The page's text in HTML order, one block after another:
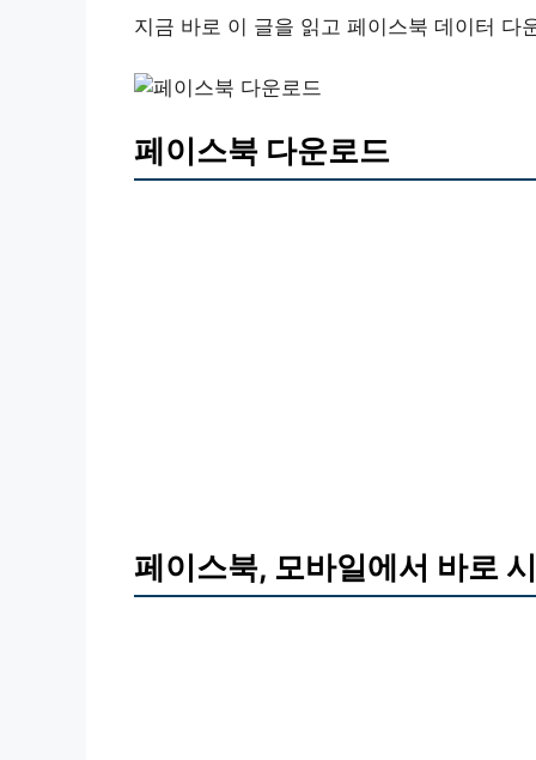
지금 바로 이 글을 읽고 페이스북 데이터 다
페이스북 다운로드
페이스북, 모바일에서 바로